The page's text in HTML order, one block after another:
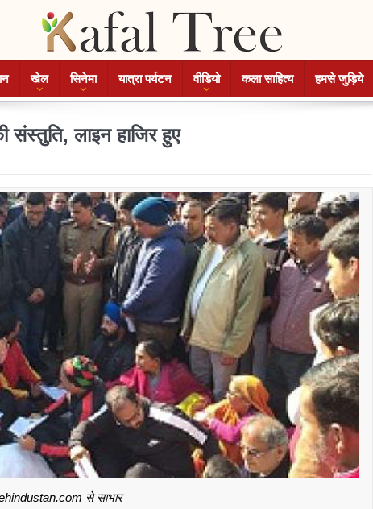
खेल सिनेमा यात्रा पर्यटन वीडियो कला साहित्य हमसे जुड़िये
संस्तुति, लाइन हाजिर हुए
से साभार